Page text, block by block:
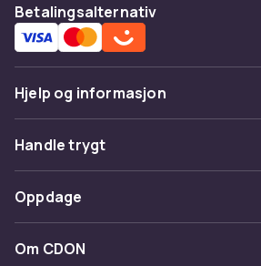
Betalingsalternativ
Hjelp og informasjon
Vanlige spørsmål
Spor pakke
Angre & returner her
Kontakt oss
Handle trygt
Betaling
Levering
Oppdage
Kategorier
Om CDON